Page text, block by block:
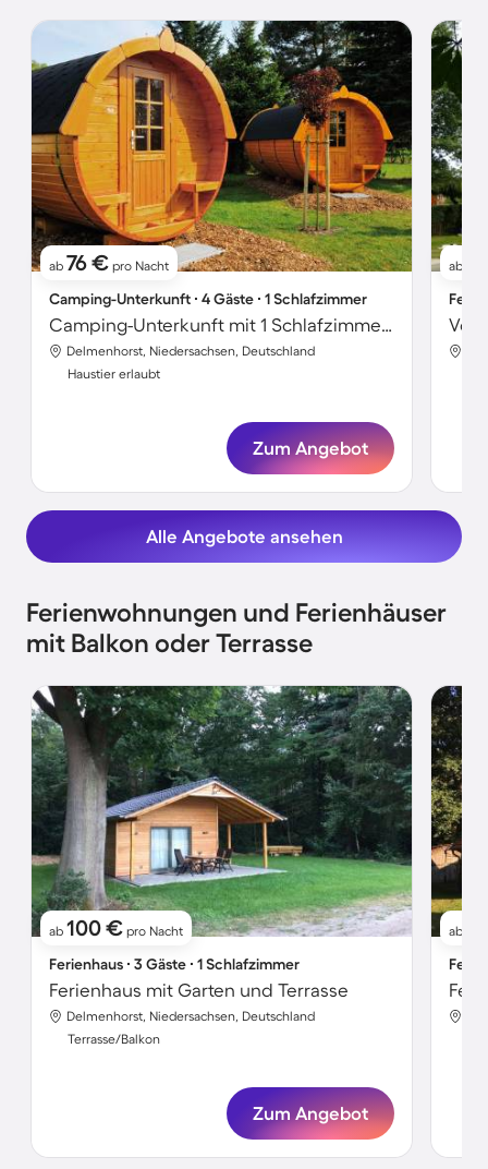
ab 76 € pro Nacht
Camping-Unterkunft ∙ 4 Gäste ∙ 1 Schlafzimmer
Camping-Unterkunft mit 1 Schlafzimmer für 4 Personen
Delmenhorst, Niedersachsen, Deutschland
Haustier erlaubt
Zum Angebot
ab
Alle Angebote ansehen
Ferienwohnungen und Ferienhäuser
mit Balkon oder Terrasse
ab 100 € pro Nacht
Ferienhaus ∙ 3 Gäste ∙ 1 Schlafzimmer
Ferienhaus mit Garten und Terrasse
Delmenhorst, Niedersachsen, Deutschland
Terrasse/Balkon
Zum Angebot
ab